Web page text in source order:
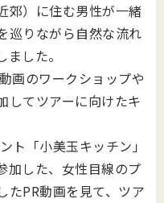
郊）に住む男性が一緒
巡りながら自然な流れ
した。
画のワークショップや
してツアーに向けたキ
ト「小美玉キッチン」
加した、女性目線のプ
たPR動画を見て、ツア